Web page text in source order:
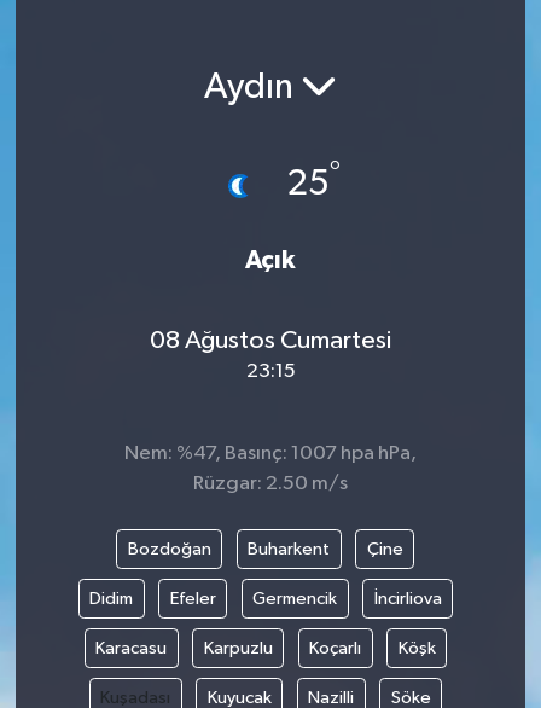
Aydın
25°
Açık
08 Ağustos Cumartesi
23:15
Nem: %47, Basınç: 1007 hpa hPa,
Rüzgar: 2.50 m/s
Bozdoğan Buharkent Çine
Didim Efeler Germencik İncirliova
Karacasu Karpuzlu Koçarlı Köşk
Kuşadası Kuyucak Nazilli Söke